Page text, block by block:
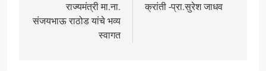
राज्यमंत्री मा.ना.
संजयभाऊ राठोड यांचे भव्य
स्वागत
क्रांती -प्रा.सुरेश जाधव